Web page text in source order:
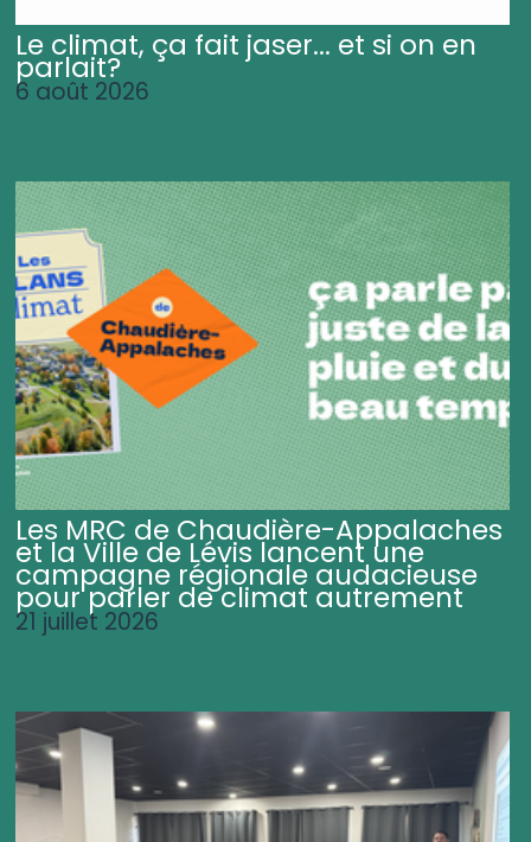
Le climat, ça fait jaser... et si on en
parlait?
6 août 2026
Les MRC de Chaudière-Appalaches
et la Ville de Lévis lancent une
campagne régionale audacieuse
pour parler de climat autrement
21 juillet 2026